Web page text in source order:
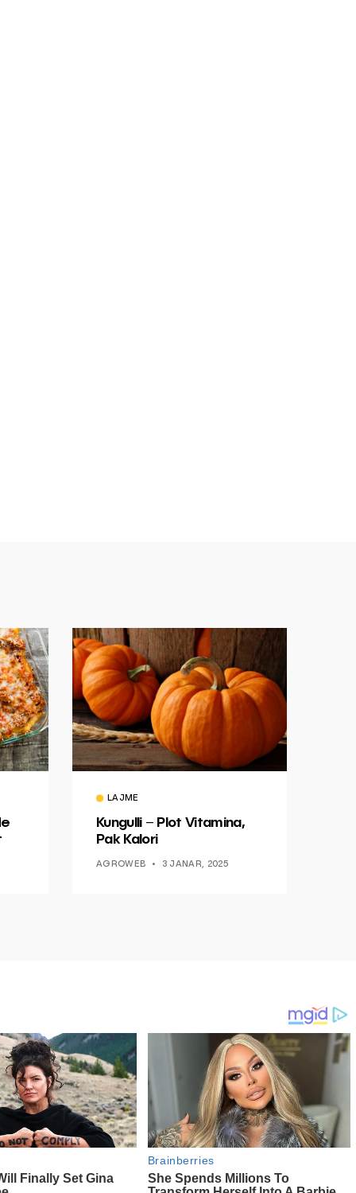
LAJME
Kungulli – Plot Vitamina,
Pak Kalori
AGROWEB 3 JANAR, 2025